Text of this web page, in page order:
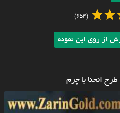
(654)
از روی این نمونه
انحنا با چرم